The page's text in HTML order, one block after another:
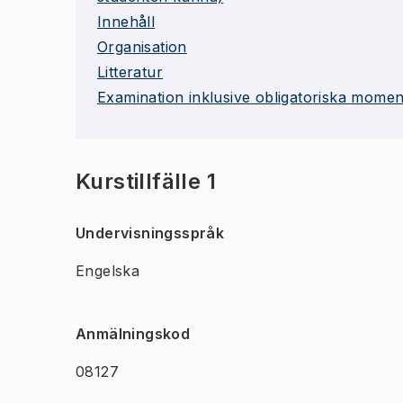
Innehåll
Organisation
Litteratur
Examination inklusive obligatoriska
Kurstillfälle 1
Undervisningsspråk
Engelska
Anmälningskod
08127